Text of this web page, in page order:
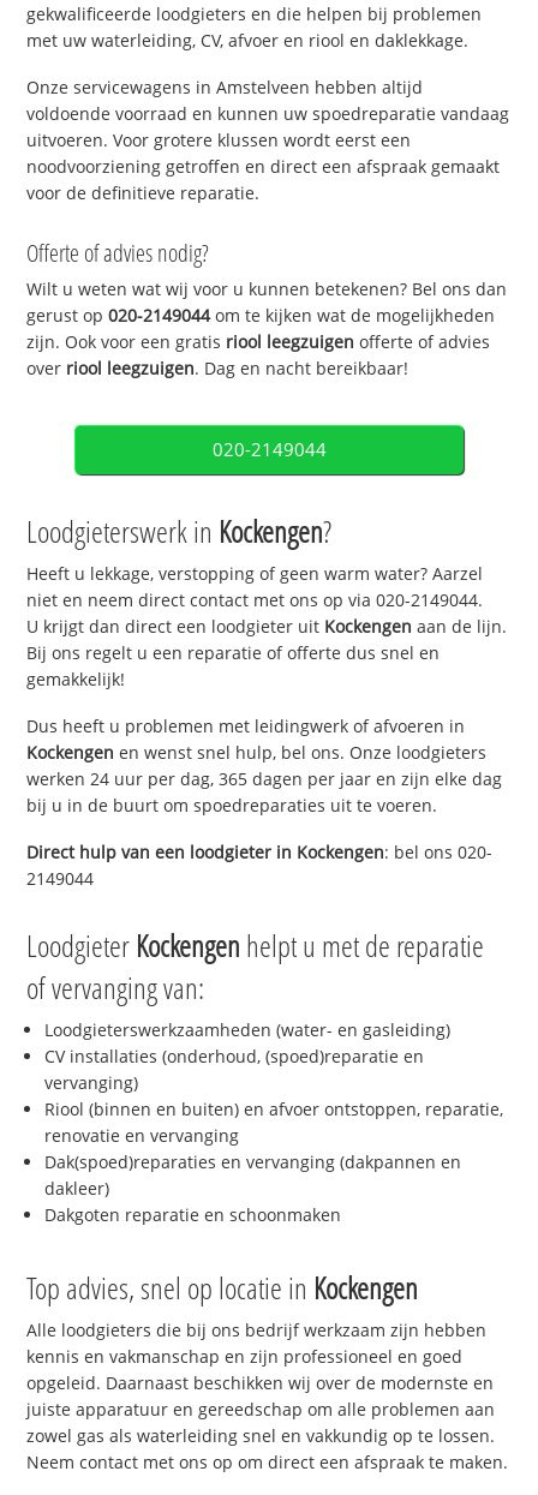
gekwalificeerde loodgieters en die helpen bij problemen
met uw waterleiding, CV, afvoer en riool en daklekkage.
Onze servicewagens in Amstelveen hebben altijd
voldoende voorraad en kunnen uw spoedreparatie vandaag
uitvoeren. Voor grotere klussen wordt eerst een
noodvoorziening getroffen en direct een afspraak gemaakt
voor de definitieve reparatie.
Offerte of advies nodig?
Wilt u weten wat wij voor u kunnen betekenen? Bel ons dan
gerust op020-2149044om te kijken wat de mogelijkheden
zijn. Ook voor een gratis riool leegzuigen offerte of advies
over riool leegzuigen. Dag en nacht bereikbaar!
020-2149044
Loodgieterswerk in Kockengen?
Heeft u lekkage, verstopping of geen warm water? Aarzel
niet en neem direct contact met ons op via 020-2149044.
U krijgt dan direct een loodgieter uit Kockengen aan de lijn.
Bij ons regelt u een reparatie of offerte dus snel en
gemakkelijk!
Dus heeft u problemen met leidingwerk of afvoeren in
Kockengen en wenst snel hulp, bel ons. Onze loodgieters
werken 24 uur per dag, 365 dagen per jaar en zijn elke dag
bij u in de buurt om spoedreparaties uit te voeren.
Direct hulp van een loodgieter in Kockengen: bel ons 020-
2149044
Loodgieter Kockengen helpt u met de reparatie
of vervanging van:
Loodgieterswerkzaamheden (water- en gasleiding)
CV installaties (onderhoud, (spoed)reparatie en
vervanging)
Riool (binnen en buiten) en afvoer ontstoppen, reparatie,
renovatie en vervanging
Dak(spoed)reparaties en vervanging (dakpannen en
dakleer)
Dakgoten reparatie en schoonmaken
Top advies, snel op locatie in Kockengen
Alle loodgieters die bij ons bedrijf werkzaam zijn hebben
kennis en vakmanschap en zijn professioneel en goed
opgeleid. Daarnaast beschikken wij over de modernste en
juiste apparatuur en gereedschap om alle problemen aan
zowel gas als waterleiding snel en vakkundig op te lossen.
Neem contact met ons op om direct een afspraak te maken.